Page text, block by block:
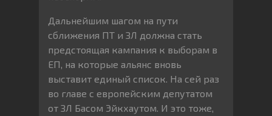
Дальнейшим шагом на пути
сближения ПТ и ЗЛ должна стать
предстоящая кампания к выборам в
ЕП, на которые альянс вновь
выставит единый список. На сей раз
во главе с европейским депутатом
от ЗЛ Басом Эйкхаутом. И это тоже,